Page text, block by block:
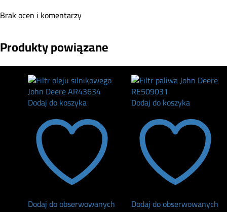
Brak ocen i komentarzy
Produkty powiązane
Dodaj do koszyka
Dodaj do obserwowanych
Dodaj do koszyka
Dodaj do obserwowanych